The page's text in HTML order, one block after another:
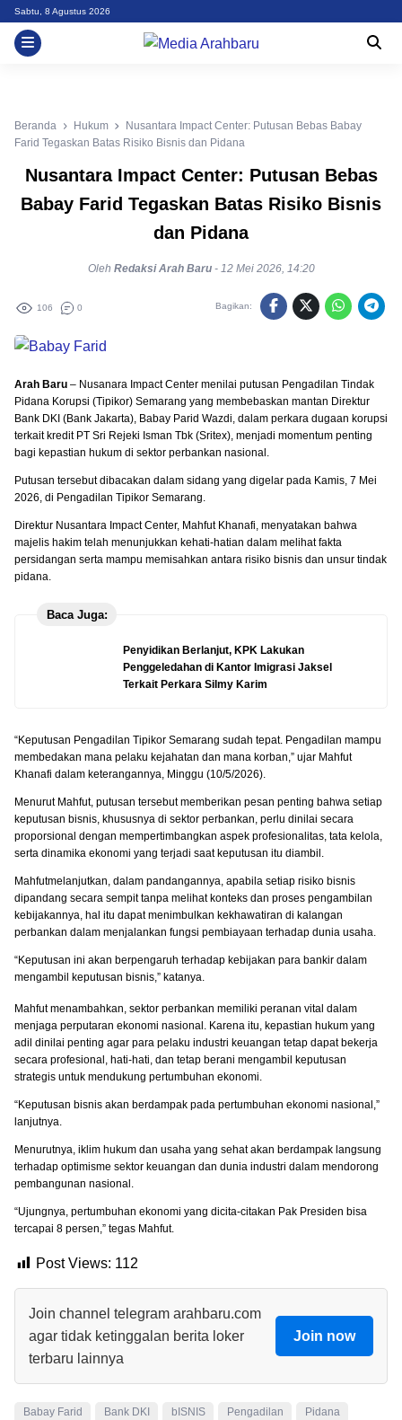
Skip
content
Sabtu, 8 Agustus 2026
Beranda Hukum
Nusantara Impact Center: Putusan Bebas Babay
Farid Tegaskan Batas Risiko Bisnis dan Pidana
Nusantara Impact Center: Putusan Bebas
Babay Farid Tegaskan Batas Risiko Bisnis
dan Pidana
Oleh Redaksi Arah Baru - 12 Mei 2026, 14:20
106 0 Bagikan:
Arah Baru – Nusanara Impact Center menilai putusan Pengadilan Tindak
Pidana Korupsi (Tipikor) Semarang yang membebaskan mantan Direktur
Bank DKI (Bank Jakarta), Babay Parid Wazdi, dalam perkara dugaan korupsi
terkait kredit PT Sri Rejeki Isman Tbk (Sritex), menjadi momentum penting
bagi kepastian hukum di sektor perbankan nasional.
Putusan tersebut dibacakan dalam sidang yang digelar pada Kamis, 7 Mei
2026, di Pengadilan Tipikor Semarang.
Direktur Nusantara Impact Center, Mahfut Khanafi, menyatakan bahwa
majelis hakim telah menunjukkan kehati-hatian dalam melihat fakta
persidangan serta mampu memisahkan antara risiko bisnis dan unsur tindak
pidana.
Baca Juga:
Penyidikan Berlanjut, KPK Lakukan
Penggeledahan di Kantor Imigrasi Jaksel
Terkait Perkara Silmy Karim
“Keputusan Pengadilan Tipikor Semarang sudah tepat. Pengadilan mampu
membedakan mana pelaku kejahatan dan mana korban,” ujar Mahfut
Khanafi dalam keterangannya, Minggu (10/5/2026).
Menurut Mahfut, putusan tersebut memberikan pesan penting bahwa setiap
keputusan bisnis, khususnya di sektor perbankan, perlu dinilai secara
proporsional dengan mempertimbangkan aspek profesionalitas, tata kelola,
serta dinamika ekonomi yang terjadi saat keputusan itu diambil.
Mahfutmelanjutkan, dalam pandangannya, apabila setiap risiko bisnis
dipandang secara sempit tanpa melihat konteks dan proses pengambilan
kebijakannya, hal itu dapat menimbulkan kekhawatiran di kalangan
perbankan dalam menjalankan fungsi pembiayaan terhadap dunia usaha.
“Keputusan ini akan berpengaruh terhadap kebijakan para bankir dalam
mengambil keputusan bisnis,” katanya.
Mahfut menambahkan, sektor perbankan memiliki peranan vital dalam
menjaga perputaran ekonomi nasional. Karena itu, kepastian hukum yang
adil dinilai penting agar para pelaku industri keuangan tetap dapat bekerja
secara profesional, hati-hati, dan tetap berani mengambil keputusan
strategis untuk mendukung pertumbuhan ekonomi.
“Keputusan bisnis akan berdampak pada pertumbuhan ekonomi nasional,”
lanjutnya.
Menurutnya, iklim hukum dan usaha yang sehat akan berdampak langsung
terhadap optimisme sektor keuangan dan dunia industri dalam mendorong
pembangunan nasional.
“Ujungnya, pertumbuhan ekonomi yang dicita-citakan Pak Presiden bisa
tercapai 8 persen,” tegas Mahfut.
Post Views: 112
Join channel telegram arahbaru.com
agar tidak ketinggalan berita loker
terbaru lainnya
Join now
Babay Farid Bank DKI bISNIS Pengadilan Pidana